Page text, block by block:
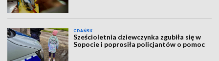
GDAŃSK
Sześcioletnia dziewczynka zgubiła się w
Sopocie i poprosiła policjantów o pomoc